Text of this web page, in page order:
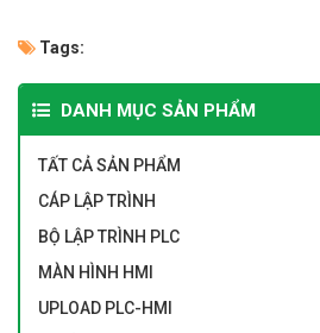
Tags:
DANH MỤC SẢN PHẨM
TẤT CẢ SẢN PHẨM
CÁP LẬP TRÌNH
BỘ LẬP TRÌNH PLC
MÀN HÌNH HMI
UPLOAD PLC-HMI